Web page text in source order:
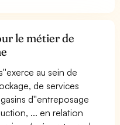
le métier de
au sein de
de services
d''entreposage
... en relation